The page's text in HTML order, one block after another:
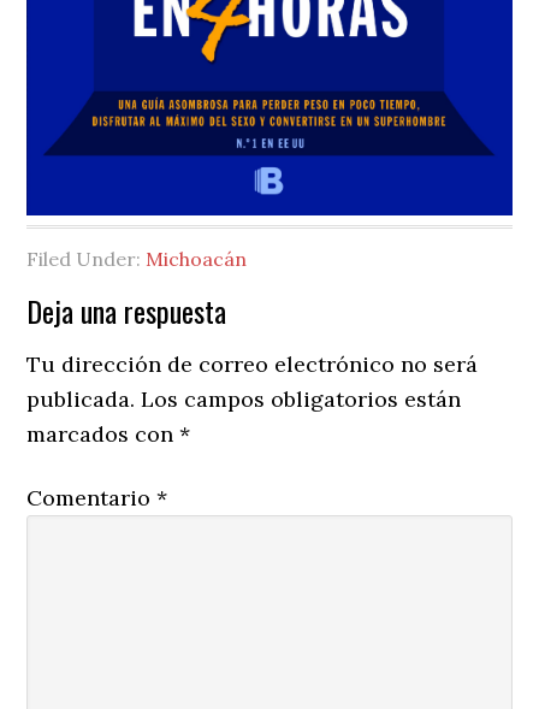
Filed Under: Michoacán
Reader
Interactions
Deja una respuesta
Tu dirección de correo electrónico no será
publicada. Los campos obligatorios están
marcados con*
Comentario*